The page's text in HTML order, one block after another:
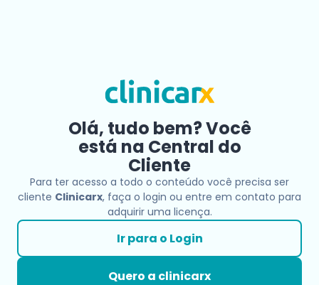
Olá, tudo bem? Você
está na Central do
Cliente
Para ter acesso a todo o conteúdo você precisa ser
cliente Clinicarx, faça o login ou entre em contato para
adquirir uma licença.
Ir para o Login
Quero a clinicarx